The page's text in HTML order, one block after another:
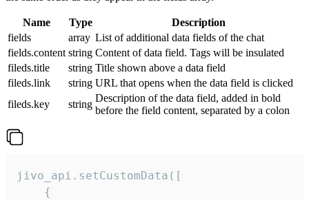
Name Type
Description
fields
array List of additional data fields of the chat
fields.content string Content of data field. Tags will be insulated
fileds.title
string Title shown above a data field
fileds.link
string URL that opens when the data field is clicked
fileds.key
string
Description of the data field, added in bold
before the field content, separated by a colon
jivo_api.setCustomData([
    {